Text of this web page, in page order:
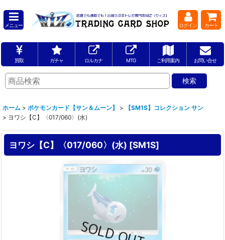
メニュー ログイン カート
買取 ガチャ ロルカナ MTG ご利用案内 お問い合せ
ホーム > ポケモンカード【サン＆ムーン】 >
【SM1S】コレクション サン
> ヨワシ【C】〈017/060〉(水)
ヨワシ【C】〈017/060〉(水) [SM1S]